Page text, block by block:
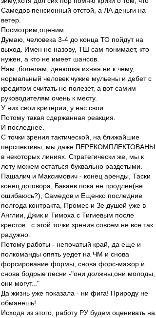
Самедов пенсионный отстой, а ЛА деньги на
ветер.
Посмотрим,оценим...
Думаю, человека 3-4 до конца ТО пойдут на
выход. Имен не назову, ТШ сам понимает, кто
нужен, а кто не имеет шансов.
Нам ,болелам, денюшка ихняя ни к чему,
нормальный человек чужие мульены и дебет с
кредитом считать не полезет, а вот самим
руководителям очень к месту.
У них свои критерии, у нас свои.
Потому такая сдержанная реакция.
И последнее.
С точки зрения тактической, на ближайшие
перспективы, мы даже ПЕРЕКОМПЛЕКТОВАНЫ
в некоторых линиях. Стратегически же, мы к
лету можем остаться буквально раздетыми.
Пашалич и Максимович - конец аренды, Таски
конец договора, Бакаев пока не продлен(не
ошибаюсь?), Самедов и Ещенко последние
полгода контракта, Промес и Зе душой уже в
Англии, Джик и Тимоха с Тигиевым после
крестов...с этой точки зрения совсем не все так
радужно.
Потому работы - непочатый край, да еще и
полкоманды опять уедет на ЧМ и снова
форсирование формы, снова форс-мажор и
снова бодрые песни -"они должны,они молоды,
они могут..."
Да жизнь уже показала - ни фига! Природу не
обманешь!
Исходя из этого, работу РУ будем оценивать на